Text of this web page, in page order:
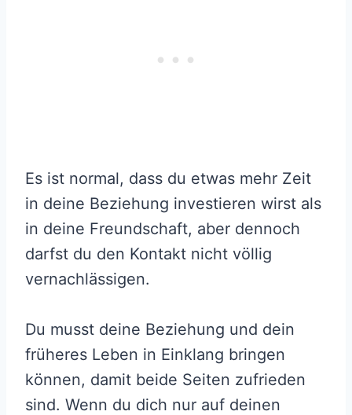
Es ist normal, dass du etwas mehr Zeit
in deine Beziehung investieren wirst als
in deine Freundschaft, aber dennoch
darfst du den Kontakt nicht völlig
vernachlässigen.
Du musst deine Beziehung und dein
früheres Leben in Einklang bringen
können, damit beide Seiten zufrieden
sind. Wenn du dich nur auf deinen